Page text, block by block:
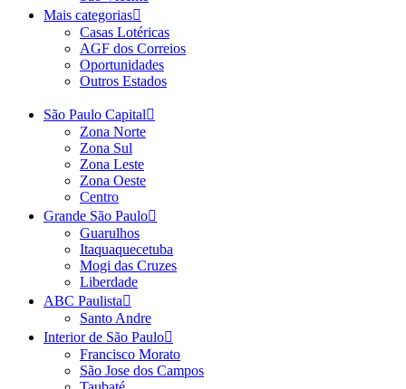
Mais categorias
Casas Lotéricas
AGF dos Correios
Oportunidades
Outros Estados
São Paulo Capital
Zona Norte
Zona Sul
Zona Leste
Zona Oeste
Centro
Grande São Paulo
Guarulhos
Itaquaquecetuba
Mogi das Cruzes
Liberdade
ABC Paulista
Santo Andre
Interior de São Paulo
Francisco Morato
São Jose dos Campos